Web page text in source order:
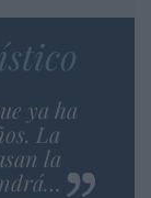
ya ha
La
la